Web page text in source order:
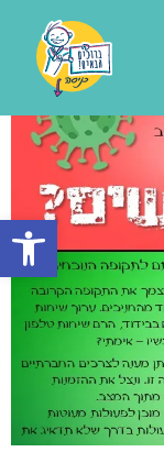
פתח